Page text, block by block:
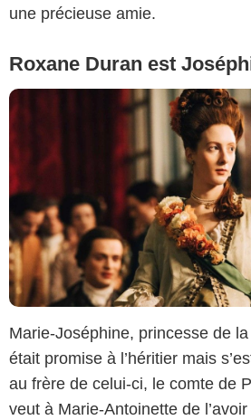
une précieuse amie.
Roxane Duran est
Marie-Joséphine, princesse de
était promise à l’héritier mais
au frère de celui-ci, le comte de
veut à Marie-Antoinette de